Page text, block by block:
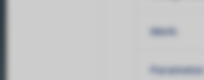
Merk:
Parameter: